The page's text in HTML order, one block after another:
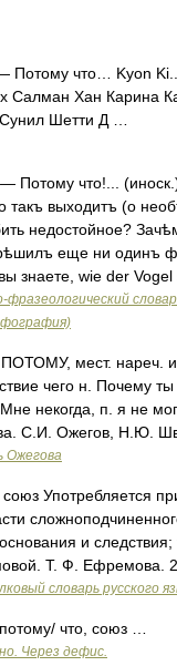
Потому что… Kyon
Салман Хан Карина
Шетти Д …
— Потому что!...
такъ выходитъ (о
недостойное?
еще ни одинъ
знаете, wie der Vogel
мест. нареч. и
чего н. Почему
некогда, п. я не
С.И. Ожегов, Н.Ю.
Ожегова
Употребляется
и следствия;
Т. Ф. Ефремова.
словарь русского
что, союз …
Через дефис.